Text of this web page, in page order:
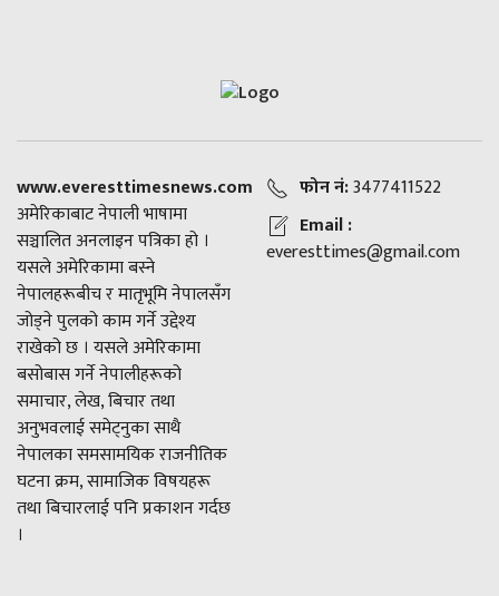
www.everesttimesnews.com
अमेरिकाबाट नेपाली भाषामा
सञ्चालित अनलाइन पत्रिका हो ।
यसले अमेरिकामा बस्ने
नेपालहरूबीच र मातृभूमि नेपालसँग
जोड्ने पुलको काम गर्ने उद्देश्य
राखेको छ । यसले अमेरिकामा
बसोबास गर्ने नेपालीहरूको
समाचार, लेख, बिचार तथा
अनुभवलाई समेट्नुका साथै
नेपालका समसामयिक राजनीतिक
घटना क्रम, सामाजिक विषयहरू
तथा बिचारलाई पनि प्रकाशन गर्दछ
।
फोन नं:3477411522
Email :
everesttimes@gmail.com